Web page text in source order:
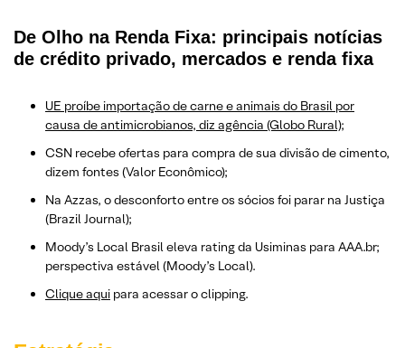
De Olho na Renda Fixa: principais notícias
de crédito privado, mercados e renda fixa
UE proíbe importação de carne e animais do Brasil por
causa de antimicrobianos, diz agência (Globo Rural);
CSN recebe ofertas para compra de sua divisão de cimento,
dizem fontes (Valor Econômico);
Na Azzas, o desconforto entre os sócios foi parar na Justiça
(Brazil Journal);
Moody’s Local Brasil eleva rating da Usiminas para AAA.br;
perspectiva estável (Moody’s Local).
Clique aqui para acessar o clipping.